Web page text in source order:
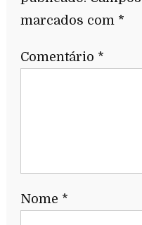
marcados com *
Comentário *
Nome *